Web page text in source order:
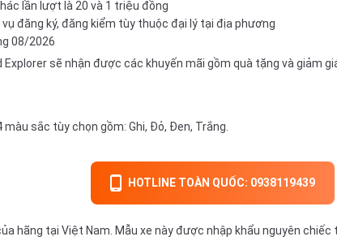
lần lượt là 20 và 1 triệu đồng
đăng ký, đăng kiểm tùy thuộc đại lý tại địa phương
08/2026
sẽ nhận được các khuyến mãi gồm quà tặng và giảm
sắc tùy chọn gồm: Ghi, Đỏ, Đen, Trắng.
HOTLINE TOÀN QUỐC: 0938119439
hãng tại Việt Nam. Mẫu xe này được nhập khẩu nguyên